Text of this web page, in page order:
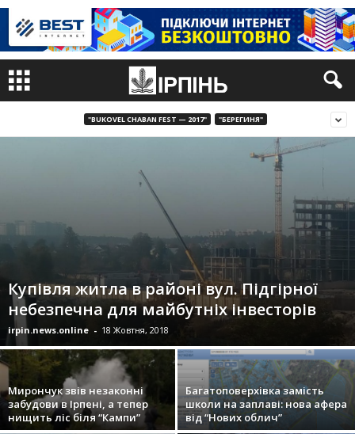
"BUKOVEL CHABAN FEST — 2017" "БЕРЕГИНЯ"
Купівля житла в районі вул. Підгірної
небезпечна для майбутніх інвесторів
irpin.news.online - 18 Жовтня, 2018
Мирончук звів незаконні
забудови в Ірпені, а тепер
нищить ліс біля “Кампи”
Багатоповерхівка замість
школи на заплаві: нова афера
від “Нових облич”